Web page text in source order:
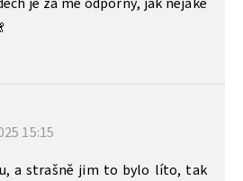
15:15
a strašně jim to bylo líto, tak